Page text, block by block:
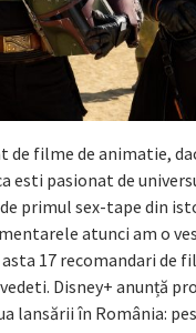
de filme de animatie,
esti pasionat de
primul sex-tape din
atunci am o
17 recomandari de
Disney+ anunță
lansării în România: